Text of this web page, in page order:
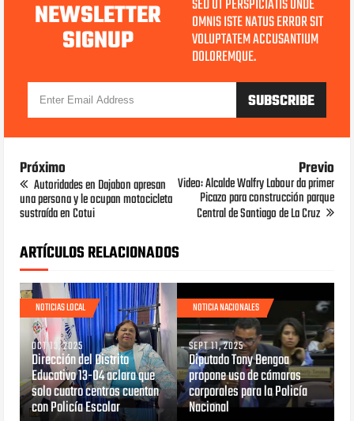
NEWSLETTER
SIGNUP
SED UT PERSPICIATIS UNDE
OMNIS ISTE NATUS ERROR SIT
VOLUPTATEM ACCUSANTIUM
DOLOREMQUE.
Próximo
Autoridades en Dajabon apresan
una persona y le ocupan motocicleta
sustraída en Cotui
Previo
Video: Alcalde Walfry Labour da primer
Picazo para construcción parque
Central de Santiago de La Cruz
ARTÍCULOS RELACIONADOS
NOTICIAS LOCAL
OCT 13, 2025
Dirección del Distrito
Educativo 13-04 aclara que
solo cuatro centros cuentan
con Policía Escolar
NOTICIA NACIONALES
SEPT 11, 2025
Diputado Tony Bengoa
propone uso de cámaras
corporales para la Policía
Nacional